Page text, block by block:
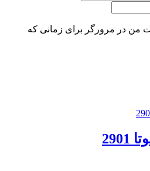
من در مرورگر برای زمانی که